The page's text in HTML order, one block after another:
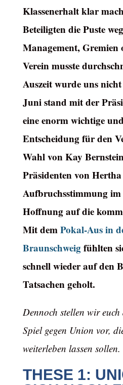
Klassenerhalt klar
Beteiligten die Puste
Management, Gremien
Verein musste
Auszeit wurde uns
Juni stand mit der
eine enorm wichtige
Entscheidung für den
Wahl von Kay
Präsidenten von
Aufbruchsstimmung im
Hoffnung auf die
Mit demPokal-Aus in
Braunschweigfühlten
schnell wieder auf den
Tatsachen geholt.
Dennoch stellen wir euch
Spiel gegen Union vor,
weiterleben lassen sollen.
THESE 1: